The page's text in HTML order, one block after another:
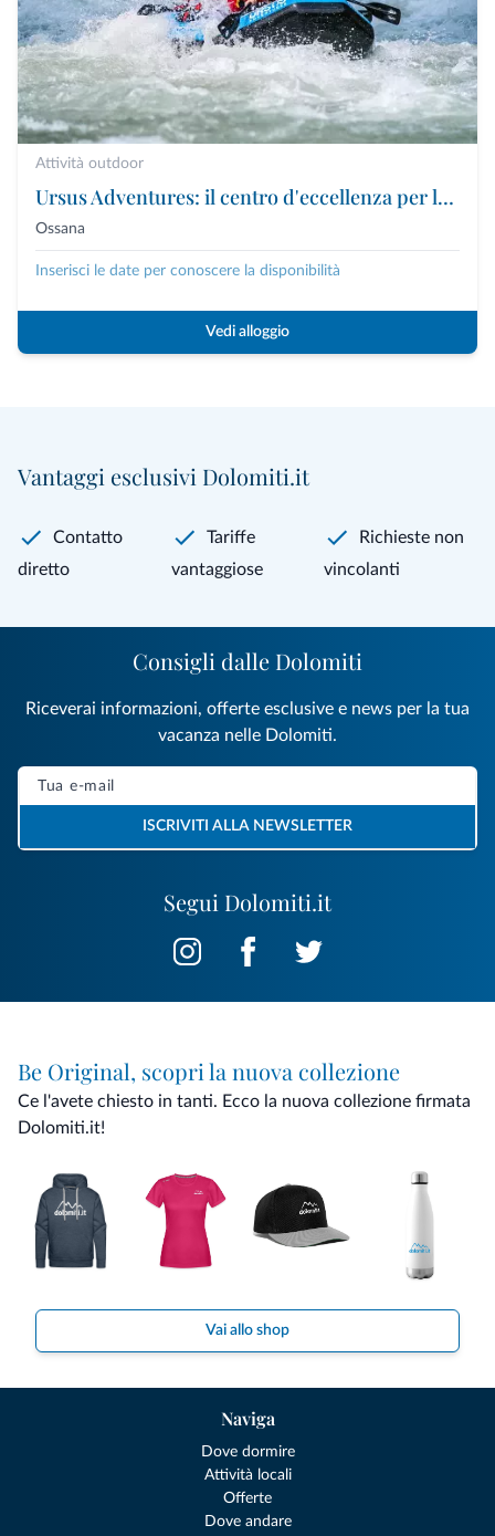
Attività outdoor
Ursus Adventures: il centro d'eccellenza per le attività outdoor premium in Trentino
Ossana
Inserisci le date per conoscere la disponibilità
Vedi alloggio
Vantaggi esclusivi Dolomiti.it
Contatto
diretto
Tariffe
vantaggiose
Richieste non
vincolanti
Segui Dolomiti.it
Consigli dalle Dolomiti
Riceverai informazioni, offerte esclusive e news per la tua
vacanza nelle Dolomiti.
ISCRIVITI ALLA NEWSLETTER
Be Original, scopri la nuova collezione
Ce l'avete chiesto in tanti. Ecco la nuova collezione firmata
Dolomiti.it!
Vai allo shop
Naviga
Dove dormire
Attività locali
Offerte
Dove andare